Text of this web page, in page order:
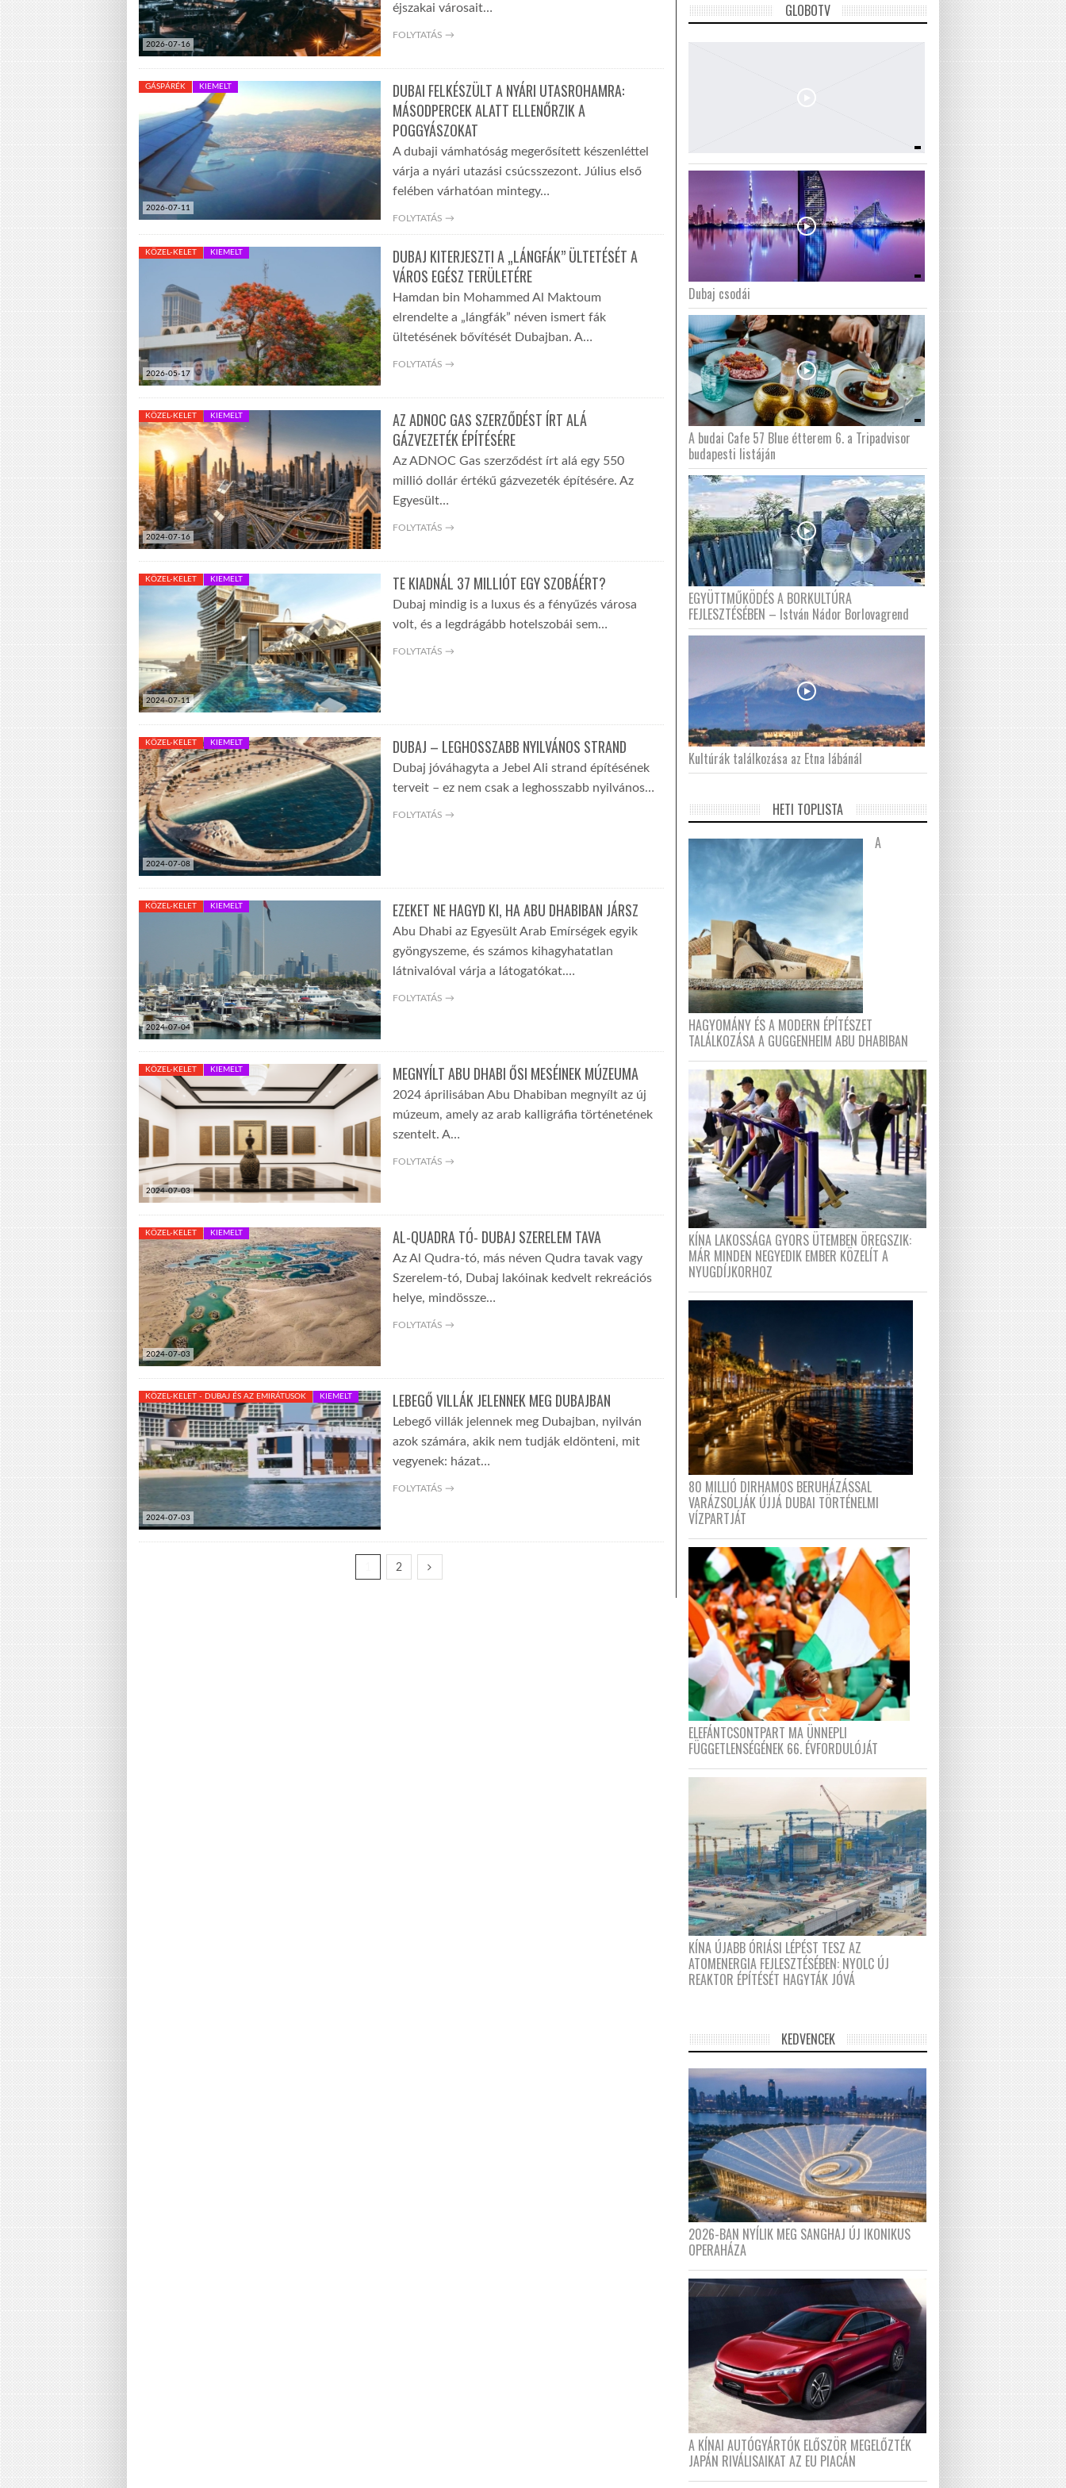
2026-07-16
éjszakai városait…
FOLYTATÁS →
2026-07-11
GÁSPÁRÉK KIEMELT
DUBAI FELKÉSZÜLT A NYÁRI UTASROHAMRA:
MÁSODPERCEK ALATT ELLENŐRZIK A
POGGYÁSZOKAT
A dubaji vámhatóság megerősített készenléttel
várja a nyári utazási csúcsszezont. Július első
felében várhatóan mintegy…
FOLYTATÁS →
2026-05-17
KÖZEL-KELET KIEMELT
DUBAJ KITERJESZTI A „LÁNGFÁK” ÜLTETÉSÉT A
VÁROS EGÉSZ TERÜLETÉRE
Hamdan bin Mohammed Al Maktoum
elrendelte a „lángfák” néven ismert fák
ültetésének bővítését Dubajban. A…
FOLYTATÁS →
2024-07-16
KÖZEL-KELET KIEMELT
AZ ADNOC GAS SZERZŐDÉST ÍRT ALÁ
GÁZVEZETÉK ÉPÍTÉSÉRE
Az ADNOC Gas szerződést írt alá egy 550
millió dollár értékű gázvezeték építésére. Az
Egyesült…
FOLYTATÁS →
2024-07-11
KÖZEL-KELET KIEMELT TE KIADNÁL 37 MILLIÓT EGY SZOBÁÉRT?
Dubaj mindig is a luxus és a fényűzés városa
volt, és a legdrágább hotelszobái sem…
FOLYTATÁS →
2024-07-08
KÖZEL-KELET KIEMELT DUBAJ – LEGHOSSZABB NYILVÁNOS STRAND
Dubaj jóváhagyta a Jebel Ali strand építésének
terveit – ez nem csak a leghosszabb nyilvános…
FOLYTATÁS →
2024-07-04
KÖZEL-KELET KIEMELT EZEKET NE HAGYD KI, HA ABU DHABIBAN JÁRSZ
Abu Dhabi az Egyesült Arab Emírségek egyik
gyöngyszeme, és számos kihagyhatatlan
látnivalóval várja a látogatókat.…
FOLYTATÁS →
2024-07-03
KÖZEL-KELET KIEMELT MEGNYÍLT ABU DHABI ŐSI MESÉINEK MÚZEUMA
2024 áprilisában Abu Dhabiban megnyílt az új
múzeum, amely az arab kalligráfia történetének
szentelt. A…
FOLYTATÁS →
2024-07-03
KÖZEL-KELET KIEMELT AL-QUADRA TÓ- DUBAJ SZERELEM TAVA
Az Al Qudra-tó, más néven Qudra tavak vagy
Szerelem-tó, Dubaj lakóinak kedvelt rekreációs
helye, mindössze…
FOLYTATÁS →
2024-07-03
KÖZEL-KELET - DUBAJ ÉS AZ EMIRÁTUSOK KIEMELT LEBEGŐ VILLÁK JELENNEK MEG DUBAJBAN
Lebegő villák jelennek meg Dubajban, nyilván
azok számára, akik nem tudják eldönteni, mit
vegyenek: házat…
FOLYTATÁS →
2
GLOBOTV
Dubaj csodái
A budai Cafe 57 Blue étterem 6. a Tripadvisor
budapesti listáján
EGYÜTTMŰKÖDÉS A BORKULTÚRA
FEJLESZTÉSÉBEN – István Nádor Borlovagrend
Kultúrák találkozása az Etna lábánál
HETI TOPLISTA
A
HAGYOMÁNY ÉS A MODERN ÉPÍTÉSZET
TALÁLKOZÁSA A GUGGENHEIM ABU DHABIBAN
KÍNA LAKOSSÁGA GYORS ÜTEMBEN ÖREGSZIK:
MÁR MINDEN NEGYEDIK EMBER KÖZELÍT A
NYUGDÍJKORHOZ
80 MILLIÓ DIRHAMOS BERUHÁZÁSSAL
VARÁZSOLJÁK ÚJJÁ DUBAI TÖRTÉNELMI
VÍZPARTJÁT
ELEFÁNTCSONTPART MA ÜNNEPLI
FÜGGETLENSÉGÉNEK 66. ÉVFORDULÓJÁT
KÍNA ÚJABB ÓRIÁSI LÉPÉST TESZ AZ
ATOMENERGIA FEJLESZTÉSÉBEN: NYOLC ÚJ
REAKTOR ÉPÍTÉSÉT HAGYTÁK JÓVÁ
KEDVENCEK
2026-BAN NYÍLIK MEG SANGHAJ ÚJ IKONIKUS
OPERAHÁZA
A KÍNAI AUTÓGYÁRTÓK ELŐSZÖR MEGELŐZTÉK
JAPÁN RIVÁLISAIKAT AZ EU PIACÁN